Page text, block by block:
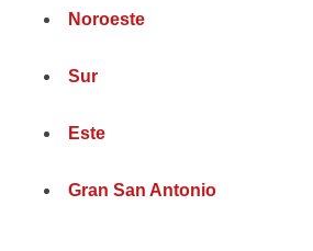
Noroeste
Sur
Este
Gran San Antonio